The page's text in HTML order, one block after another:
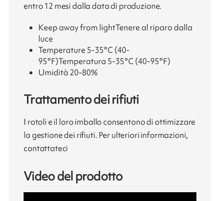
entro 12 mesi dalla data di produzione.
Keep away from lightTenere al riparo dalla
luce
Temperature 5-35°C (40-
95°F)Temperatura 5-35°C (40-95°F)
Umidità 20-80%
Trattamento dei rifiuti
I rotoli e il loro imballo consentono di ottimizzare
la gestione dei rifiuti. Per ulteriori informazioni,
contattateci
Video del prodotto